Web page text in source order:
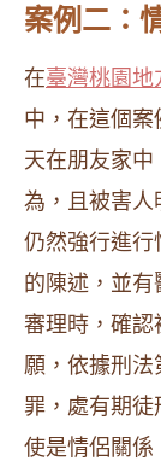
案例二：
在臺灣桃園地
中，在這個
天在朋友家
為，且被害人
仍然強行進行
的陳述，並
審理時，確認
願，依據刑法
罪，處有期
使是情侶關係